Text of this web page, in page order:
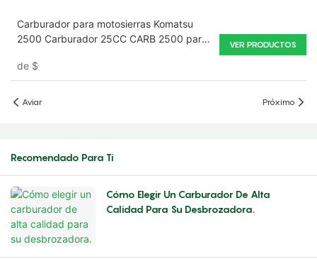
Carburador para motosierras Komatsu
2500 Carburador 25CC CARB 2500 para
de $
VER PRODUCTOS
Aviar Próximo
Recomendado Para Ti
Cómo Elegir Un Carburador De Alta
Calidad Para Su Desbrozadora.